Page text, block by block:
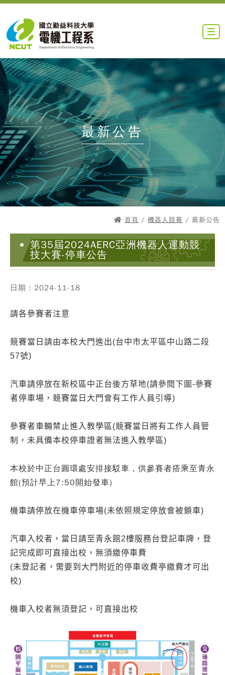
最新公告
首頁 / 機器人競賽 / 最新公告
第35屆2024AERC亞洲機器人運動競
技大賽-停車公告
日期：2024-11-18
請各參賽者注意
競賽當日請由本校大門進出(台中市太平區中山路二段
57號)
汽車請停放在新校區中正台後方草地(請參閱下圖-參賽
者停車場，競賽當日大門會有工作人員引導)
參賽者車輛禁止進入教學區(競賽當日將有工作人員管
制，未具備本校停車證者無法進入教學區)
本校於中正台圓環處安排接駁車，供參賽者搭乘至青永
館(預計早上7:50開始發車)
機車請停放在機車停車場(未依照規定停放會被鎖車)
汽車入校者，當日請至青永館2樓服務台登記車牌，登
記完成即可直接出校，無須繳停車費
(未登記者，需要到大門附近的停車收費亭繳費才可出
校)
機車入校者無須登記，可直接出校